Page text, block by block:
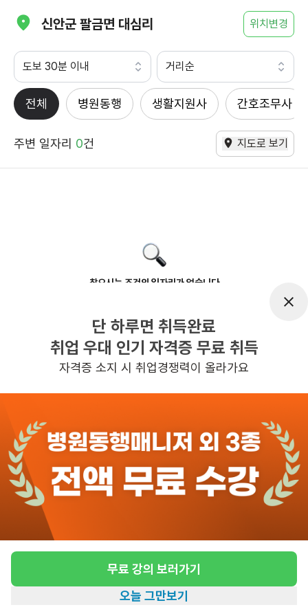
신안군 팔금면 대심리 위치변경
도보 30분 이내 거리순
전체 병원동행 생활지원사 간호조무사
주변 일자리 0건 지도로 보기
찾으시는 조건의 일자리가 없습니다
반경 3KM 이내의 일자리 확인하기
단 하루면 취득완료
취업 우대 인기 자격증 무료 취득
자격증 소지 시 취업경쟁력이 올라가요
무료 강의 보러가기
오늘 그만보기